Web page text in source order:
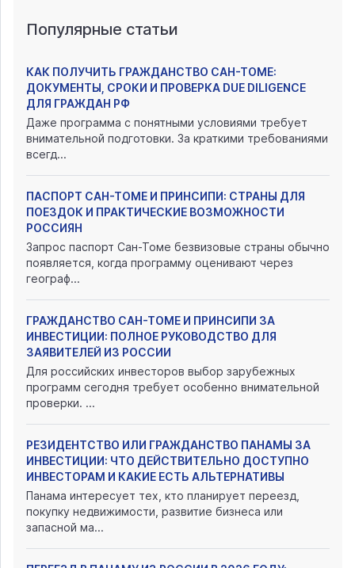
Популярные статьи
КАК ПОЛУЧИТЬ ГРАЖДАНСТВО САН-ТОМЕ:
ДОКУМЕНТЫ, СРОКИ И ПРОВЕРКА DUE DILIGENCE
ДЛЯ ГРАЖДАН РФ
Даже программа с понятными условиями требует
внимательной подготовки. За краткими требованиями
всегд...
ПАСПОРТ САН-ТОМЕ И ПРИНСИПИ: СТРАНЫ ДЛЯ
ПОЕЗДОК И ПРАКТИЧЕСКИЕ ВОЗМОЖНОСТИ
РОССИЯН
Запрос паспорт Сан-Томе безвизовые страны обычно
появляется, когда программу оценивают через
географ...
ГРАЖДАНСТВО САН-ТОМЕ И ПРИНСИПИ ЗА
ИНВЕСТИЦИИ: ПОЛНОЕ РУКОВОДСТВО ДЛЯ
ЗАЯВИТЕЛЕЙ ИЗ РОССИИ
Для российских инвесторов выбор зарубежных
программ сегодня требует особенно внимательной
проверки. ...
РЕЗИДЕНТСТВО ИЛИ ГРАЖДАНСТВО ПАНАМЫ ЗА
ИНВЕСТИЦИИ: ЧТО ДЕЙСТВИТЕЛЬНО ДОСТУПНО
ИНВЕСТОРАМ И КАКИЕ ЕСТЬ АЛЬТЕРНАТИВЫ
Панама интересует тех, кто планирует переезд,
покупку недвижимости, развитие бизнеса или
запасной ма...